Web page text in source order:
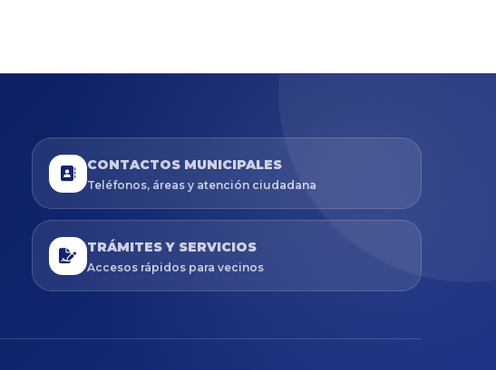
CONTACTOS MUNICIPALES
Teléfonos, áreas y atención ciudadana
TRÁMITES Y SERVICIOS
Accesos rápidos para vecinos